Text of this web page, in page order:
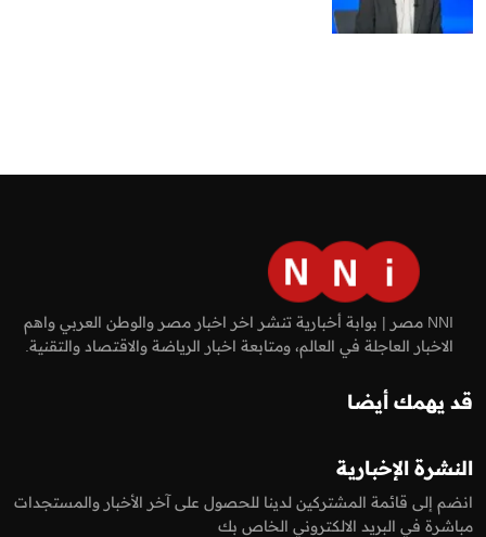
NNI مصر | بوابة أخبارية تنشر اخر اخبار مصر والوطن العربي واهم
الاخبار العاجلة في العالم، ومتابعة اخبار الرياضة والاقتصاد والتقنية.
قد يهمك أيضا
النشرة الإخبارية
انضم إلى قائمة المشتركين لدينا للحصول على آخر الأخبار والمستجدات
مباشرة في البريد الالكتروني الخاص بك